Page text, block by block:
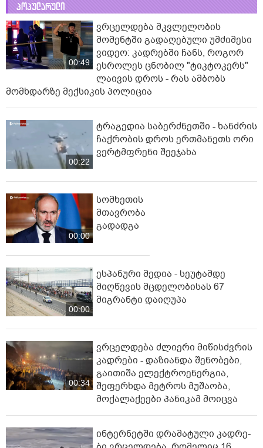
პოპულარული
00:49
ვრცელდება მკვლელობის
მომენტში გადაღებული უმძიმესი
ვიდეო: კადრებში ჩანს, როგორ
ესროლეს ცნობილ "ტიკტოკერს"
ლაივის დროს - რას ამბობს
მომხდარზე მექსიკის პოლიცია
00:22
ტრაგედია საბერძნეთში - ხანძრის
ჩაქრობის დროს ერთმანეთს ორი
ვერტმფრენი შეეჯახა
00:00
სომხეთის
მთავრობა
გადადგა
00:00
ესპანური მედია - სეუტამდე
მიღწევის მცდელობისას 67
მიგრანტი დაიღუპა
00:34
ვრცელდება ძლიერი მიწისძვრის
კადრები - დაზიანდა შენობები,
გაითიშა ელექტროენერგია,
შეფერხდა მეტროს მუშაობა,
მოქალაქეები პანიკამ მოიცვა
ინ­ტერ­ნეტ­ში დრა­მა­ტუ­ლი კად­რე­